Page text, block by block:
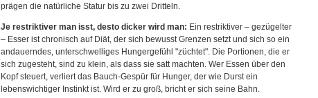
prägen die natürliche Statur bis zu zwei Dritteln.
Je restriktiver man isst, desto dicker wird man: Ein restriktiver – gezügelter
– Esser ist chronisch auf Diät, der sich bewusst Grenzen setzt und sich so ein
andauerndes, unterschwelliges Hungergefühl "züchtet". Die Portionen, die er
sich zugesteht, sind zu klein, als dass sie satt machten. Wer Essen über den
Kopf steuert, verliert das Bauch-Gespür für Hunger, der wie Durst ein
lebenswichtiger Instinkt ist. Wird er zu groß, bricht er sich seine Bahn.